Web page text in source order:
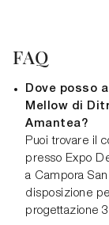
FAQ
Dove posso
Mellow di
Amantea?
Puoi trovare il
presso Expo
a Campora
disposizione
progettazione